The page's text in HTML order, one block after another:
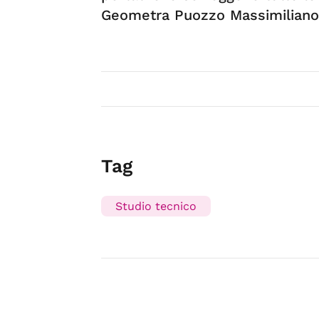
Geometra Puozzo
Tag
Studio tecnico